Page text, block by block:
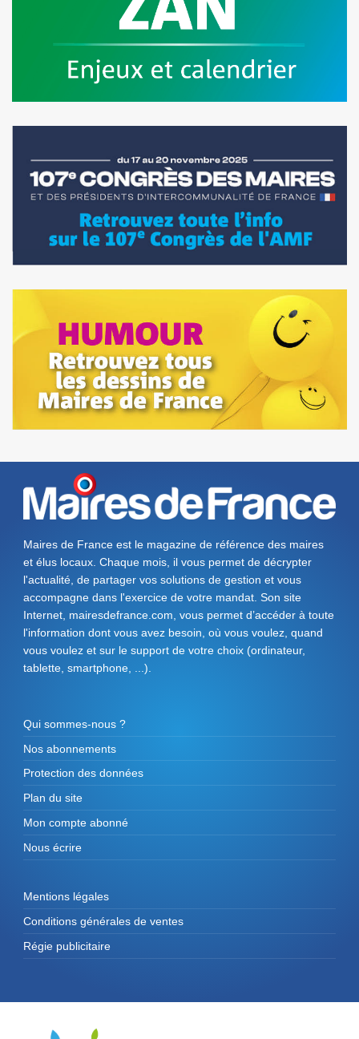
Maires de France est le magazine de référence des maires
et élus locaux. Chaque mois, il vous permet de décrypter
l'actualité, de partager vos solutions de gestion et vous
accompagne dans l'exercice de votre mandat. Son site
Internet, mairesdefrance.com, vous permet d’accéder à toute
l'information dont vous avez besoin, où vous voulez, quand
vous voulez et sur le support de votre choix (ordinateur,
tablette, smartphone, ...).
Qui sommes-nous ?
Nos abonnements
Protection des données
Plan du site
Mon compte abonné
Nous écrire
Mentions légales
Conditions générales de ventes
Régie publicitaire